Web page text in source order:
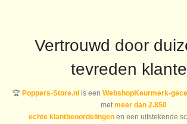
Vertrouwd door
tevreden
🏆 Poppers-Store.nlis een WebshopKeurmerk-
met meer dan 2.850
echte klantbeoordelingenen een uitstekende